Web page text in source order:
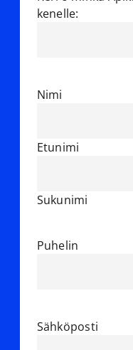
kenelle:
Nimi
Etunimi
Sukunimi
Puhelin
Sähköposti